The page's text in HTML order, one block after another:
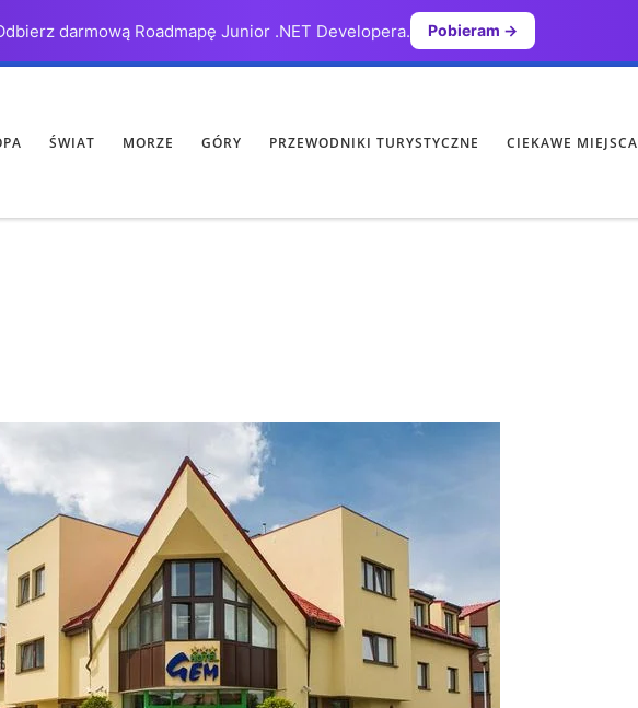
darmową Roadmapę Junior .NET Developera. Pobieram →
ŚWIAT MORZE GÓRY PRZEWODNIKI TURYSTYCZNE CIEKAWE MIEJSCA